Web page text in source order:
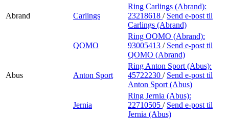
Abrand Carlings
Ring Carlings (Abrand):
23218618 / Send e-post til
Carlings (Abrand)
QOMO
Ring QOMO (Abrand):
93005413 / Send e-post til
QOMO (Abrand)
Abus Anton Sport
Ring Anton Sport (Abus):
45722230 / Send e-post til
Anton Sport (Abus)
Jernia
Ring Jernia (Abus):
22710505 / Send e-post til
Jernia (Abus)